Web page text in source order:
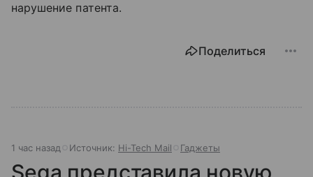
нарушение патента.
Поделиться
1 час назад Источник: Hi-Tech Mail Гаджеты